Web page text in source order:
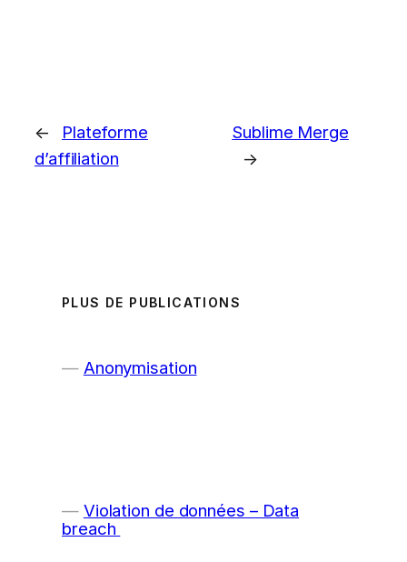
←
Plateforme
d’affiliation
Sublime Merge
→
PLUS DE PUBLICATIONS
Anonymisation
Violation de données – Data
breach